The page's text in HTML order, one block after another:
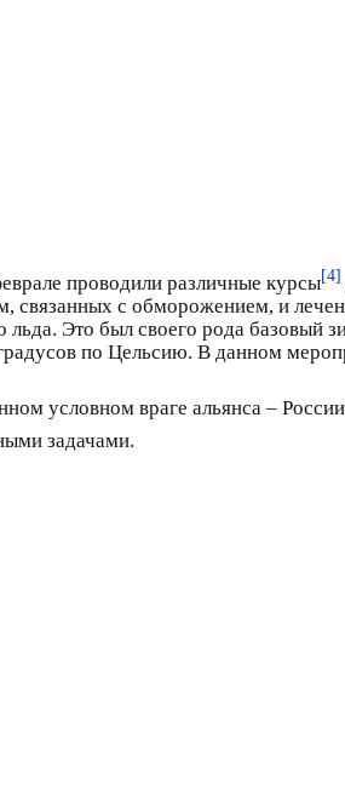
проводили различные курсы[4]
связанных с обморожением, и
льда. Это был своего рода
по Цельсию. В данном
условном враге альянса –
задачами.